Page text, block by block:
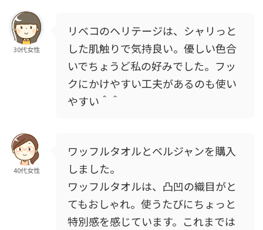
30代女性
リベコのヘリテージは、シャリっと
した肌触りで気持良い。優しい色合
いでちょうど私の好みでした。フッ
クにかけやすい工夫があるのも使い
やすい＾＾
40代女性
ワッフルタオルとベルジャンを購入
しました。
ワッフルタオルは、凸凹の織目がと
てもおしゃれ。使うたびにちょっと
特別感を感じています。これまでは